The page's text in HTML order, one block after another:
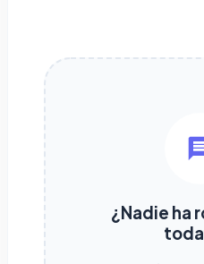
¿Nadie ha